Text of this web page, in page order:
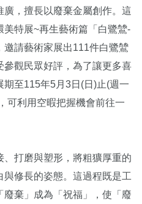
，擅長以廢棄金屬創作。這
特展~再生藝術篇「白鷺鷥-
請藝術家展出111件白鷺鷥
觀民眾好評，為了讓更多喜
至115年5月3日(日)止(週一
可利用空暇把握機會前往一
打磨與塑形，將粗獷厚重的
修長的姿態。這過程既是工
棄」成為「祝福」，使「廢